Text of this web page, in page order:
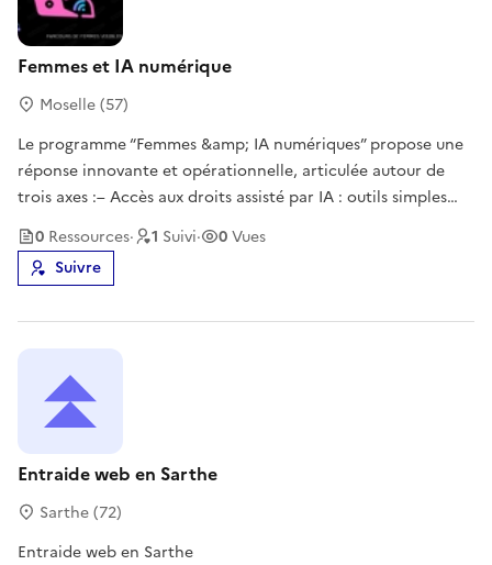
Femmes et IA numérique
Le programme “Femmes &amp; IA numériques” propose une
réponse innovante et opérationnelle, articulée autour de
trois axes :– Accès aux droits assisté par IA : outils simples
permettant de comprendre une démarche, rédiger un
courrier, préparer un entretien administratif ou sécuriser un
parcours. – I
Moselle (57)
0 Ressources· 1 Suivi· 0Vues
Suivre
Entraide web en Sarthe
Entraide web en Sarthe
Sarthe (72)